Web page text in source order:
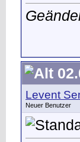
Levent
Neuer Benutzer